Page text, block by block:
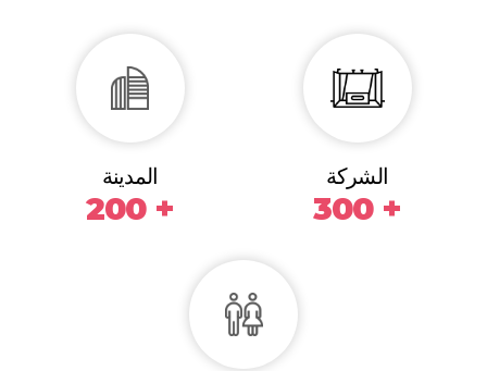
المدينة
200 +
الشركة
300 +